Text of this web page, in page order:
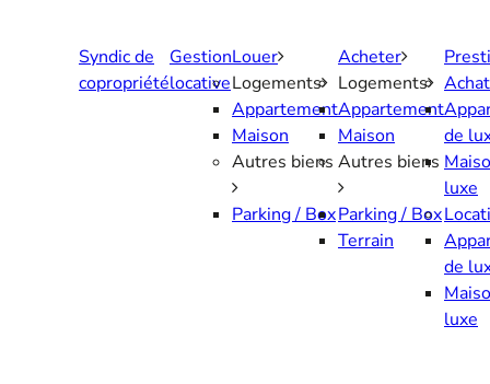
Syndic de
copropriété
Gestion
locative
Louer
Logements
Appartement
Maison
Autres biens
Parking / Box
Acheter
Logements
Appartement
Maison
Autres biens
Parking / Box
Terrain
Achat
de
luxe
de
luxe